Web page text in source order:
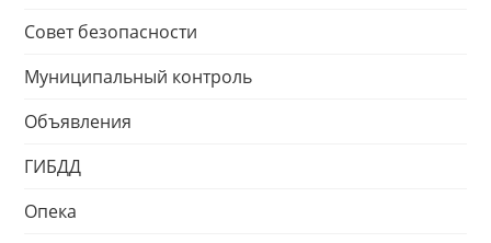
Совет безопасности
Муниципальный контроль
Объявления
ГИБДД
Опека